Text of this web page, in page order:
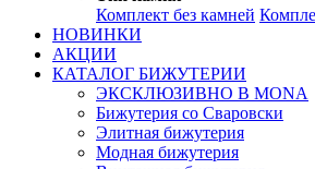
Комплект без камней
НОВИНКИ
АКЦИИ
КАТАЛОГ БИЖУТЕРИИ
ЭКСКЛЮЗИВНО В MONA
Бижутерия со Сваровски
Элитная бижутерия
Модная бижутерия